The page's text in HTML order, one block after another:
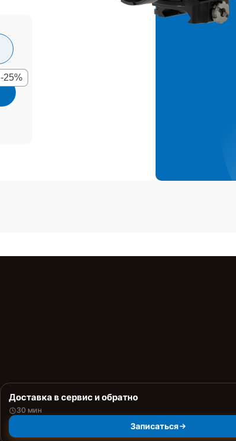
-25%
Доставка в сервис и обратно
30 мин
Записаться